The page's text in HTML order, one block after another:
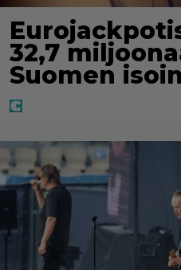
32,7
Suomen